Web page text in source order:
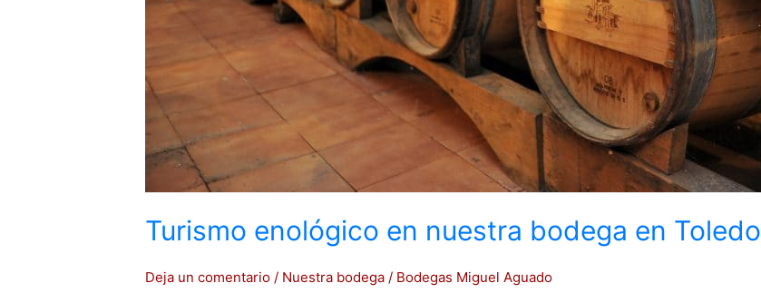
Turismo enológico en nuestra bodega en Toledo
Deja un comentario / Nuestra bodega / Bodegas Miguel Aguado